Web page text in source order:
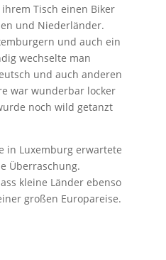
Tisch einen Biker
und Niederländer.
und auch ein
wechselte man
und auch anderen
war wunderbar locker
noch wild getanzt
in Luxemburg erwartete
Überraschung.
kleine Länder ebenso
großen Europareise.